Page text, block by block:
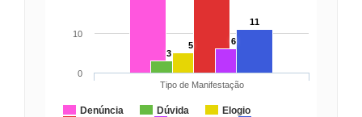
3
5 6
11
Denúncia Dúvida
Elogio
Tipo de Manifestação
0
10